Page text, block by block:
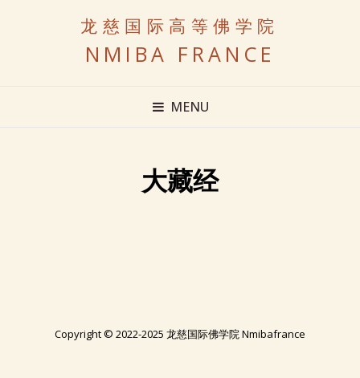
龙慈国际高等佛学院
NMIBA FRANCE
MENU
大藏经
Copyright © 2022-2025 龙慈国际佛学院 Nmibafrance